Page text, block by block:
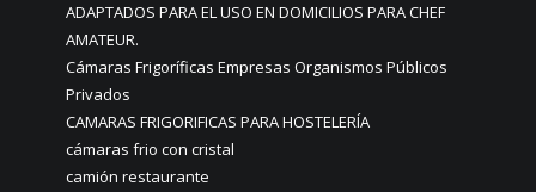
ADAPTADOS PARA EL USO EN DOMICILIOS PARA CHEF
AMATEUR.
Cámaras Frigoríficas Empresas Organismos Públicos
Privados
CAMARAS FRIGORIFICAS PARA HOSTELERÍA
cámaras frio con cristal
camión restaurante